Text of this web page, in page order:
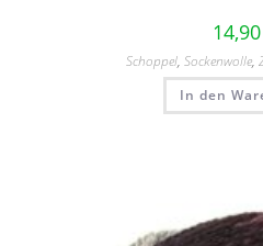
14,90
Schoppel, Sockenwolle,
In den